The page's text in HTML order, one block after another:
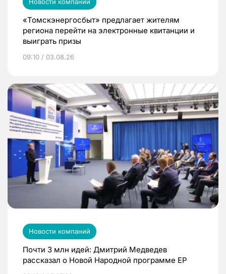
«Томскэнергосбыт» предлагает жителям
региона перейти на электронные квитанции и
выиграть призы
09:10 / 03.08.26
Новости компаний
Почти 3 млн идей: Дмитрий Медведев
рассказал о Новой Народной программе ЕР